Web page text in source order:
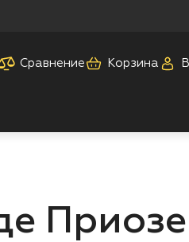
Сравнение Корзина